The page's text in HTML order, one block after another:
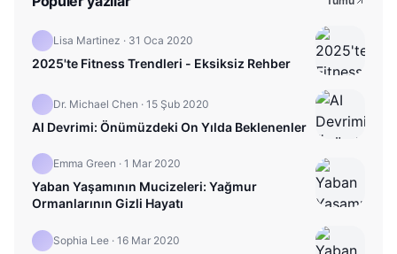
Lisa Martinez · 31 Oca 2020
2025'te Fitness Trendleri - Eksiksiz Rehber
Dr. Michael Chen · 15 Şub 2020
AI Devrimi: Önümüzdeki On Yılda Beklenenler
Emma Green · 1 Mar 2020
Yaban Yaşamının Mucizeleri: Yağmur
Ormanlarının Gizli Hayatı
Sophia Lee · 16 Mar 2020